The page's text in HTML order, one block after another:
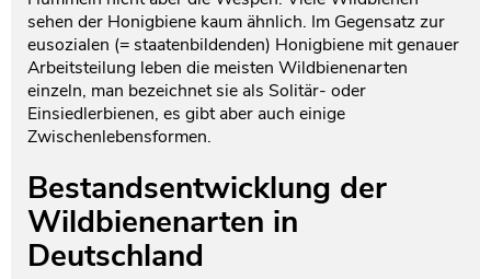
sehen der Honigbiene kaum ähnlich. Im Gegensatz zur
eusozialen (= staatenbildenden) Honigbiene mit genauer
Arbeitsteilung leben die meisten Wildbienenarten
einzeln, man bezeichnet sie als Solitär- oder
Einsiedlerbienen, es gibt aber auch einige
Zwischenlebensformen.
Bestandsentwicklung der
Wildbienenarten in
Deutschland
Testament und Nachlass
Netzwerk- und Kooperationspartner